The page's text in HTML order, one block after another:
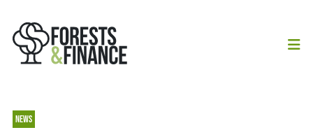
NEWS